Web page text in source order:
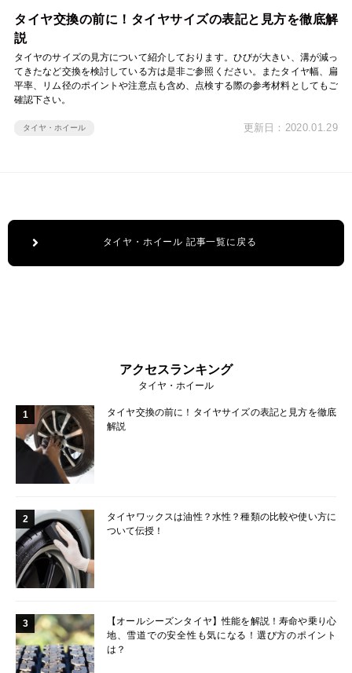
タイヤ交換の前に！タイヤサイズの表記と見方を徹底解
説
タイヤのサイズの見方について紹介しております。ひびが大きい、溝が減っ
てきたなど交換を検討している方は是非ご参照ください。またタイヤ幅、扁
平率、リム径のポイントや注意点も含め、点検する際の参考材料としてもご
確認下さい。
タイヤ・ホイール 更新日：2020.01.29
タイヤ・ホイール 記事一覧に戻る
アクセスランキング
タイヤ・ホイール
1
タイヤ交換の前に！タイヤサイズの表記と見方を徹底
解説
2
タイヤワックスは油性？水性？種類の比較や使い方に
ついて伝授！
3
【オールシーズンタイヤ】性能を解説！寿命や乗り心
地、雪道での安全性も気になる！選び方のポイント
は？